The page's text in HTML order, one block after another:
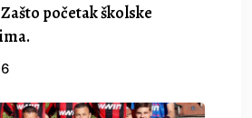
početak školske